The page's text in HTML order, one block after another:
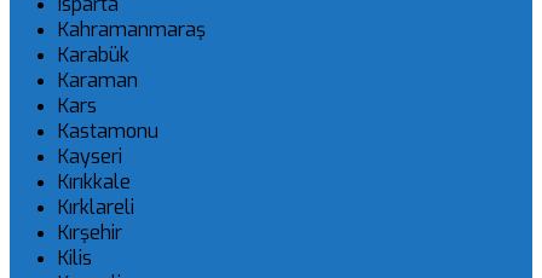
Kahramanmaraş
Karabük
Karaman
Kars
Kastamonu
Kayseri
Kırıkkale
Kırklareli
Kırşehir
Kilis